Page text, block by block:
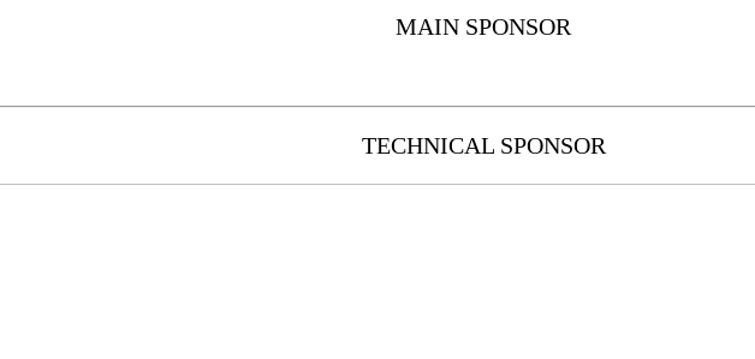
MAIN SPONSOR
TECHNICAL SPONSOR